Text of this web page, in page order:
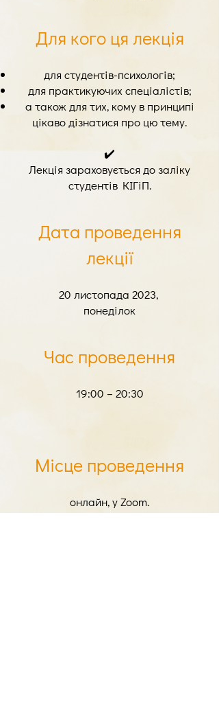
Для кого ця лекція
для студентів-психологів;
для практикуючих спеціалістів;
а також для тих, кому в принципі
цікаво дізнатися про цю тему.
✔️
Лекція зараховується до заліку
студентів КІГіП.
Дата проведення
лекції
20 листопада 2023,
понеділок
Час проведення
19:00 – 20:30
Місце проведення
онлайн, у Zoom.